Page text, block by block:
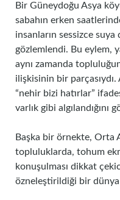
Bir Güneydoğu Asya
sabahın erken
insanların sessizce suya
gözlemlendi. Bu eylem,
aynı zamanda
ilişkisinin bir parçasıydı.
“nehir bizi hatırlar”
varlık gibi algılandığını
Başka bir örnekte, Orta
topluluklarda, tohum
konuşulması dikkat
özneleştirildiği bir